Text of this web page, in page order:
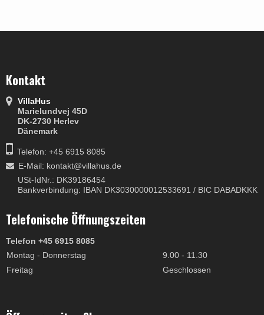
Kontakt
VillaHus
Marielundvej 45D
DK-2730 Herlev
Dänemark
Telefon: +45 6915 8085
E-Mail: kontakt@villahus.de
USt-IdNr.: DK39186454
Bankverbindung: IBAN DK3030000012533691 / BIC DABADKKK
Telefonische Öffnungszeiten
Telefon +45 6915 8085
Montag - Donnerstag
9.00 - 11.30
Freitag
Geschlossen